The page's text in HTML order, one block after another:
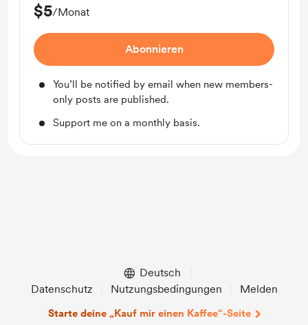
$5/Monat
Abonnieren
You’ll be notified by email when new members-
only posts are published.
Support me on a monthly basis.
Deutsch
Datenschutz
Nutzungsbedingungen Melden
Starte deine „Kauf mir einen Kaffee“-Seite